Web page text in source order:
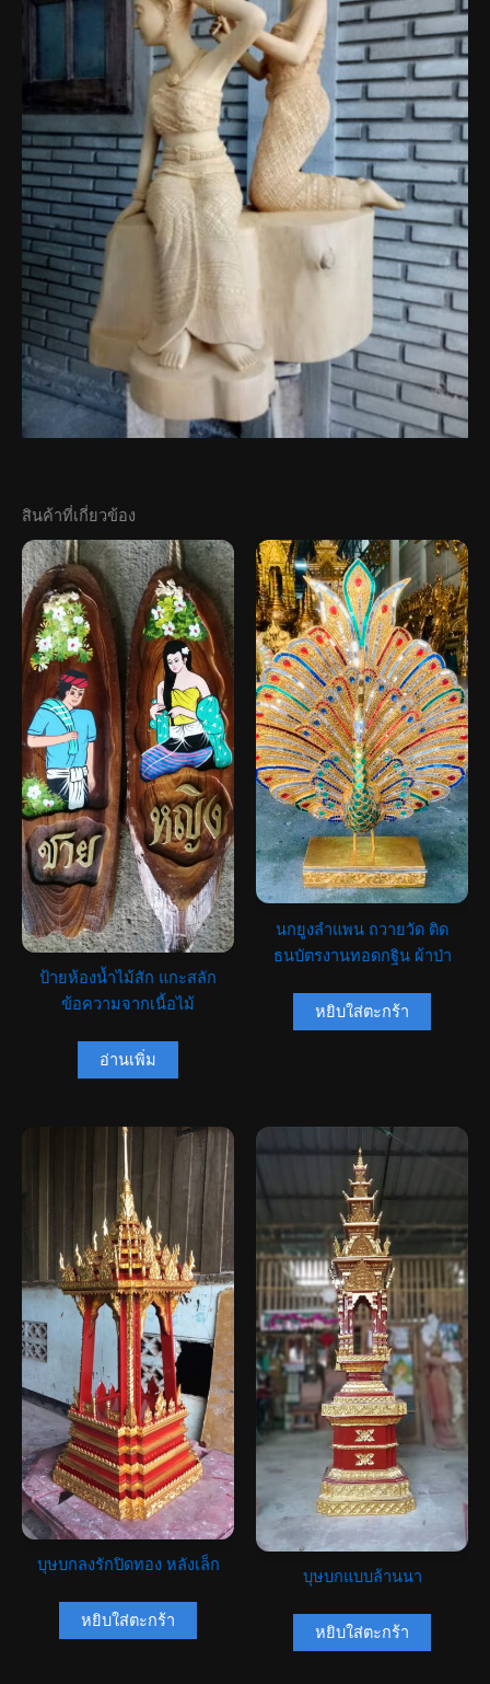
สินค้าที่เกี่ยวข้อง
ป้ายห้องน้ำไม้สัก แกะสลัก
ข้อความจากเนื้อไม้
อ่านเพิ่ม
นกยูงลำแพน ถวายวัด ติด
ธนบัตรงานทอดกฐิน ผ้าป่า
หยิบใส่ตะกร้า
บุษบกลงรักปิดทอง หลังเล็ก
หยิบใส่ตะกร้า
บุษบกแบบล้านนา
หยิบใส่ตะกร้า